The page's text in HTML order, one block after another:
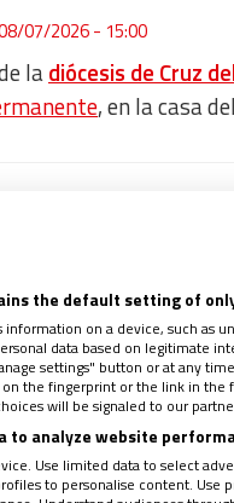
07/2026 - 15:00
ladiócesis de Cruz
, en la casa
Ricardo Araya,
renovar la vocación
al pueblo de
the default setting of
on a device, such as
data based on legitimate
settings" button or at any
the fingerprint or the link in
will be signaled to our
to analyze website
Use limited data to select
to personalise content.